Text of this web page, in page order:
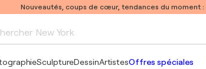
Nouveautés, coups de cœur, tendances du moment :
New York
SculptureDessinArtistesOffres spéciales